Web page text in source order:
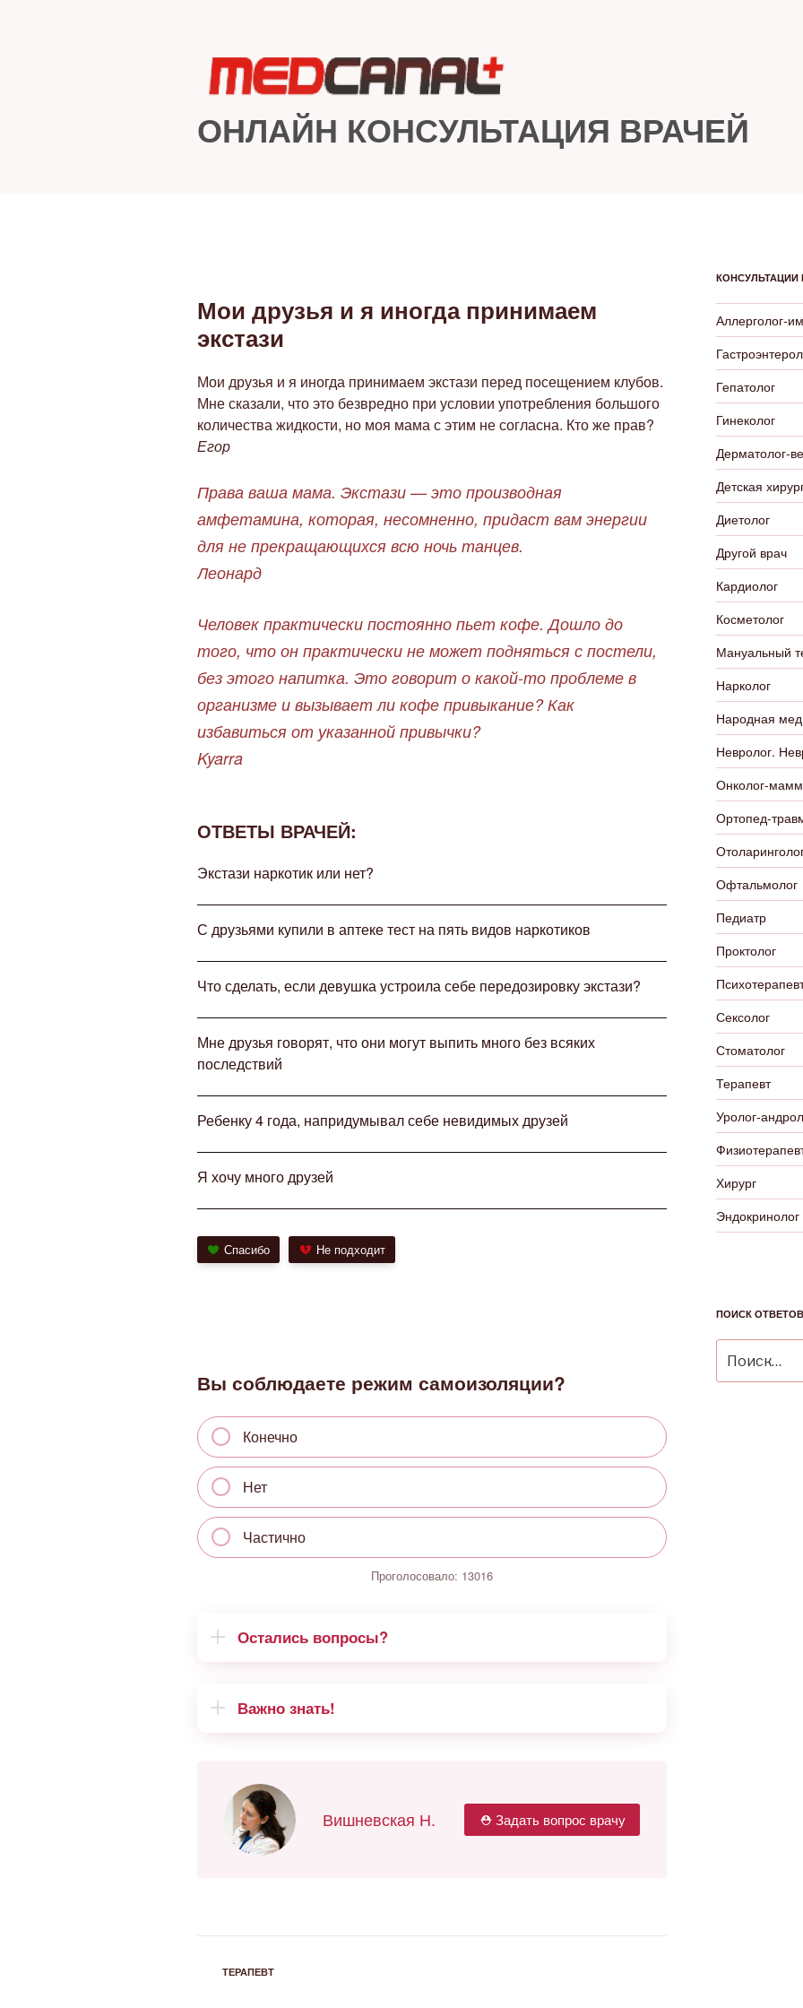
ОНЛАЙН КОНСУЛЬТАЦИЯ ВРАЧЕЙ
Мои друзья и я иногда принимаем
экстази
Мои друзья и я иногда принимаем экстази перед посещением клубов.
Мне сказали, что это безвредно при условии употребления большого
количества жидкости, но моя мама с этим не согласна. Кто же прав?
Егор
Права ваша мама. Экстази — это производная
амфетамина, которая, несомненно, придаст вам энергии
для не прекращающихся всю ночь танцев.
Леонард
Человек практически постоянно пьет кофе. Дошло до
того, что он практически не может подняться с постели,
без этого напитка. Это говорит о какой-то проблеме в
организме и вызывает ли кофе привыкание? Как
избавиться от указанной привычки?
Kyarra
ОТВЕТЫ ВРАЧЕЙ:
Экстази наркотик или нет?
С друзьями купили в аптеке тест на пять видов наркотиков
Что сделать, если девушка устроила себе передозировку экстази?
Мне друзья говорят, что они могут выпить много без всяких
последствий
Ребенку 4 года, напридумывал себе невидимых друзей
Я хочу много друзей
Спасибо Не подходит
Вы соблюдаете режим самоизоляции?
Конечно
Нет
Частично
Проголосовало: 13016
Остались вопросы?
Важно знать!
Вишневская Н. ⛑ Задать вопрос врачу
РУБРИКИ
ТЕРАПЕВТ
КОНСУЛЬТАЦИИ
Аллерголог-
Гепатолог
Гинеколог
Дерматолог-
Детская
Диетолог
Другой врач
Кардиолог
Косметолог
Мануальный
Нарколог
Народная
Невролог.
Онколог-
Ортопед-
Офтальмолог
Педиатр
Проктолог
Сексолог
Стоматолог
Терапевт
Уролог-
Хирург
Эндокринолог
ПОИСК ОТВЕТОВ